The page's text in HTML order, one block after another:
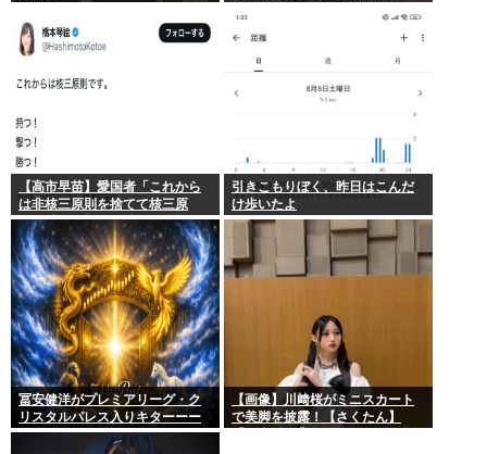
【高市早苗】愛国者「これから
は非核三原則を捨てて核三原
則。持つ！撃つ！勝つ！核戦争
には慣れている、試してみる
か？」
引きこもりぼく、昨日はこんだ
け歩いたよ
冨安健洋がプレミアリーグ・ク
リスタルパレス入りキターーー
ーーー！
【画像】川﨑桜がミニスカート
で美脚を披露！【さくたん】